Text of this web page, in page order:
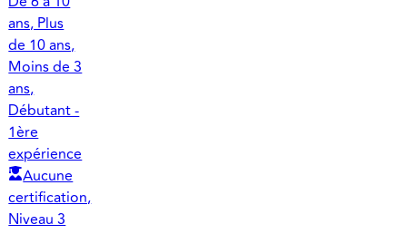
ans, Plus
de 10 ans,
Moins de 3
ans,
Débutant -
1ère
expérience
Aucune
certification,
Niveau 3